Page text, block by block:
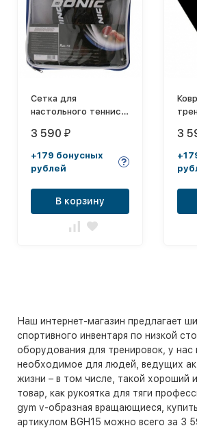
Сетка для
настольного тенниса
3 590 ₽
+179 бонусных
рублей
В корзину
EM-
3
Наш интернет-магазин предлагает
спортивного инвентаря по низкой
оборудования для тренировок, у нас
необходимое для людей, ведущих
жизни – в том числе, такой хороший
товар, как рукоятка для тяги
gym v-образная вращающиеся,
артикулом BGH15 можно всего за 3